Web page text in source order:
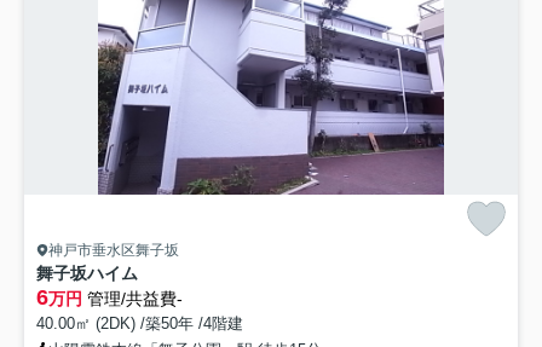
神戸市垂水区舞子坂
舞子坂ハイム
6万円 管理/共益費-
40.00㎡ (2DK) /築50年 /4階建